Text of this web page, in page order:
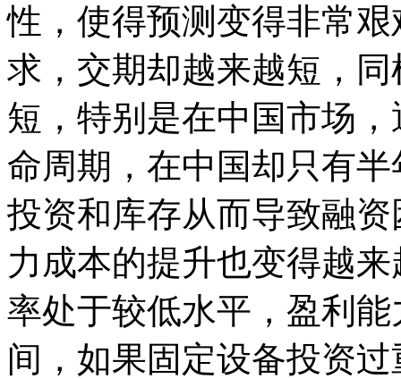
性，使得预测变得非常
求，交期却越来越短，
短，特别是在中国市场
命周期，在中国却只有
投资和库存从而导致融
力成本的提升也变得越
率处于较低水平，盈利
间，如果固定设备投资